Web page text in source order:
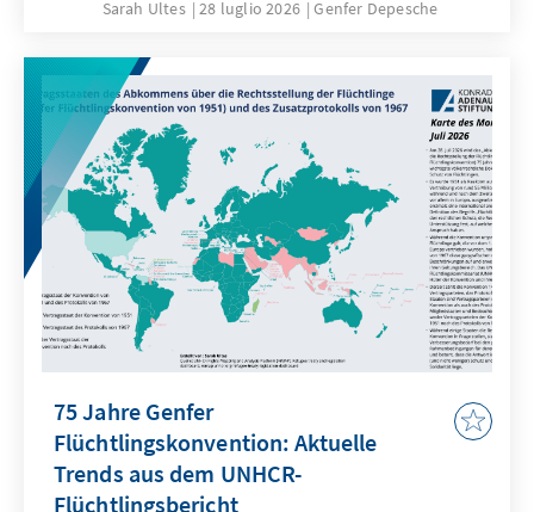
Sarah Ultes 28 luglio 2026 Genfer Depesche
75 Jahre Genfer
Flüchtlingskonvention: Aktuelle
Trends aus dem UNHCR-
Flüchtlingsbericht